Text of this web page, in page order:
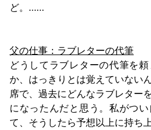
ど。……
父の仕事：ラブレターの代筆
どうしてラブレターの代筆を
か、はっきりとは覚えていない
席で、過去にどんなラブレター
になったんだと思う。私がつ
て、そうしたら予想以上に持ち